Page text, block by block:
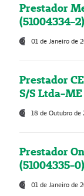
Prestador
(51004334-2)
01 de Janeiro de
Prestador
S/S Ltda-
18 de Outubro de
Prestador
(51004335-0)
01 de Janeiro de